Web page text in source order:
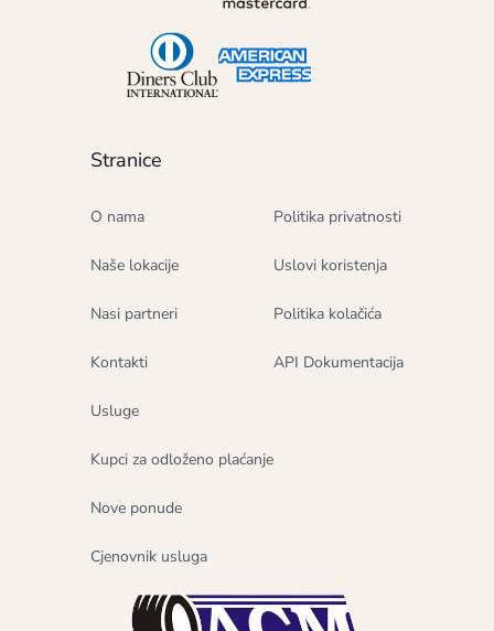
Stranice
O nama
Naše lokacije
Nasi partneri
Kontakti
Usluge
Kupci za odloženo plaćanje
Nove ponude
Cjenovnik usluga
Politika privatnosti
Uslovi koristenja
Politika kolačića
API Dokumentacija